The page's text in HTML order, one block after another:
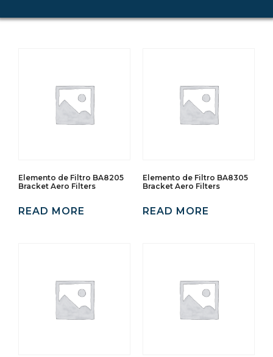
Elemento de Filtro BA8205
Bracket Aero Filters
READ MORE
Elemento de Filtro BA8305
Bracket Aero Filters
READ MORE